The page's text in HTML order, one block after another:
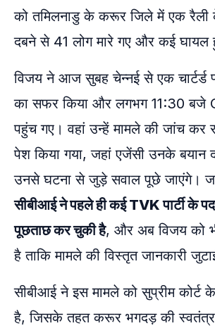
को तमिलनाडु के करूर जिले में एक रैली
दबने से 41 लोग मारे गए और कई घायल
विजय ने आज सुबह चेन्नई से एक चार्टर्ड
का सफर किया और लगभग 11:30 बजे
पहुंच गए। वहां उन्हें मामले की जांच कर
पेश किया गया, जहां एजेंसी उनके बयान
उनसे घटना से जुड़े सवाल पूछे जाएंगे।
सीबीआई ने पहले ही कई TVK पार्टी के
पूछताछ कर चुकी है, और अब विजय को
है ताकि मामले की विस्तृत जानकारी
सीबीआई ने इस मामले को सुप्रीम कोर्ट के
है, जिसके तहत करूर भगदड़ की स्वतंत्र